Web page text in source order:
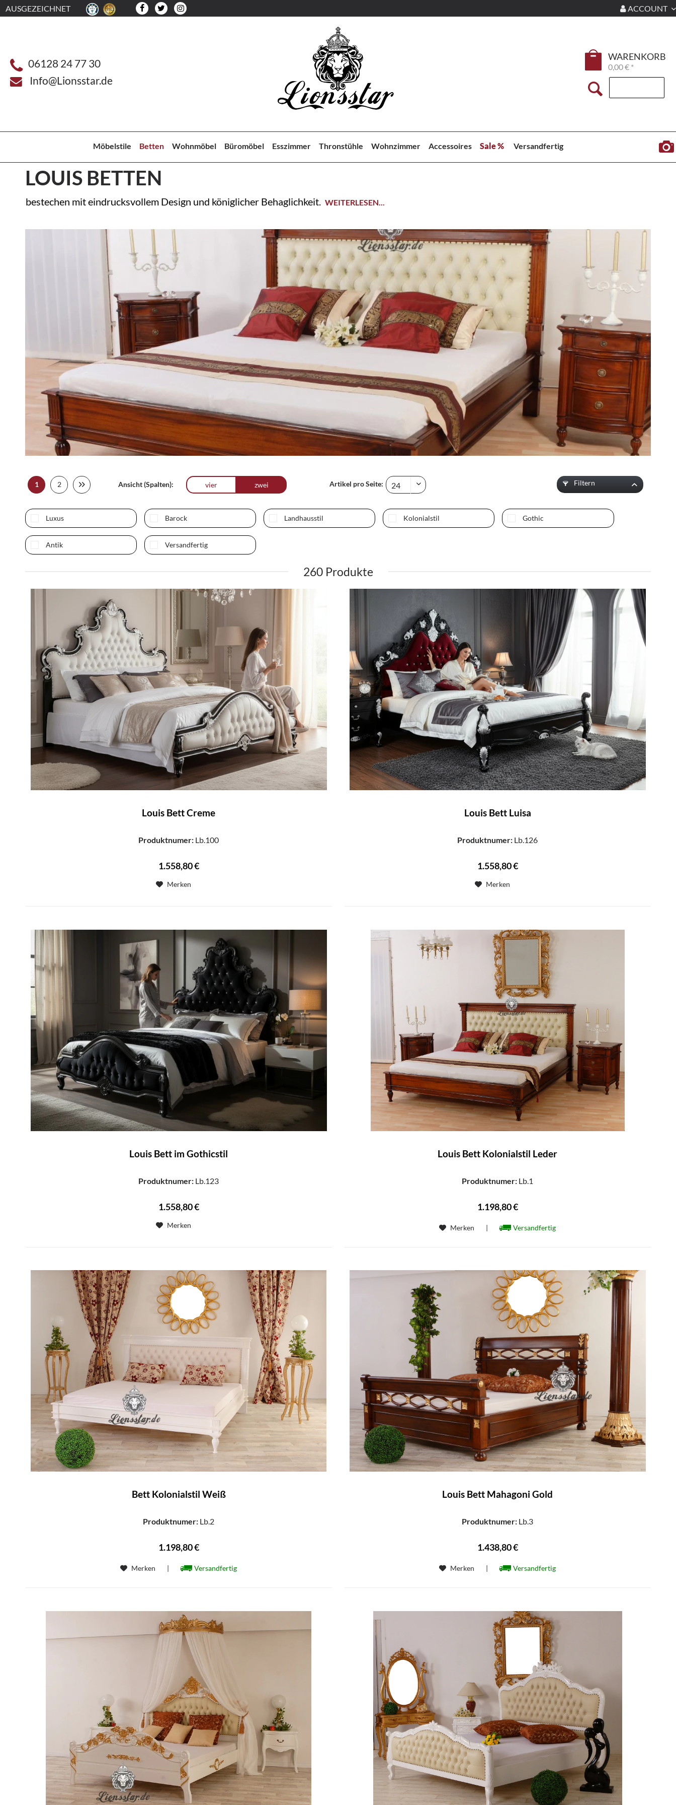
AUSGEZEICHNET ACCOUNT
06128 24 77 30
Info@Lionsstar.de
WARENKORB
0,00 € *
Möbelstile Betten Wohnmöbel Büromöbel Esszimmer Thronstühle Wohnzimmer Accessoires Sale % Versandfertig
LOUIS BETTEN
bestechen mit eindrucksvollem Design und königlicher Behaglichkeit. WEITERLESEN...
Filtern
Luxus Barock Landhausstil Kolonialstil Gothic
Antik Versandfertig
1 2 Ansicht (Spalten): vier zwei Artikel pro Seite:
260
Louis Bett Creme
Produktnumer: Lb.100
1.558,80 €
Merken
Louis Bett Luisa
Produktnumer: Lb.126
1.558,80 €
Merken
Louis Bett im Gothicstil
Produktnumer: Lb.123
1.558,80 €
Merken
Louis Bett Kolonialstil Leder
Produktnumer: Lb.1
1.198,80 €
Merken | Versandfertig
Bett Kolonialstil Weiß
Produktnumer: Lb.2
1.198,80 €
Merken | Versandfertig
Louis Bett Mahagoni Gold
Produktnumer: Lb.3
1.438,80 €
Merken | Versandfertig